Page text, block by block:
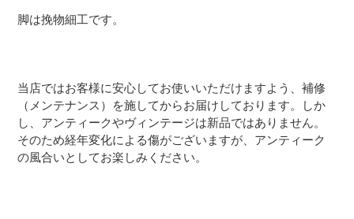
脚は挽物細工です。
当店ではお客様に安心してお使いいただけますよう、補修
（メンテナンス）を施してからお届けしております。しか
し、アンティークやヴィンテージは新品ではありません。
そのため経年変化による傷がございますが、アンティーク
の風合いとしてお楽しみください。